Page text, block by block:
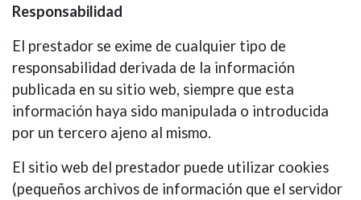
Responsabilidad
El prestador se exime de cualquier tipo de
responsabilidad derivada de la información
publicada en su sitio web, siempre que esta
información haya sido manipulada o introducida
por un tercero ajeno al mismo.
El sitio web del prestador puede utilizar cookies
(pequeños archivos de información que el servidor